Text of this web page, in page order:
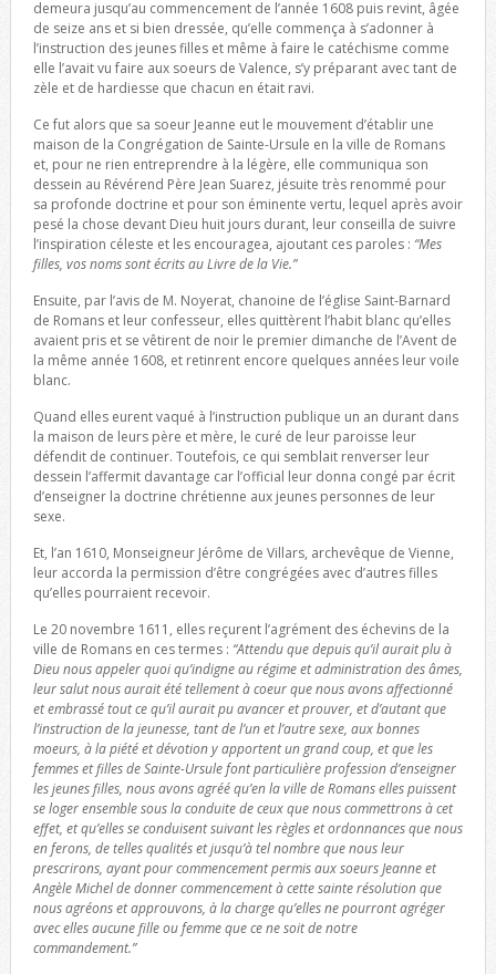
demeura jusqu’au commencement de l’année 1608 puis revint, âgée
de seize ans et si bien dressée, qu’elle commença à s’adonner à
l’instruction des jeunes filles et même à faire le catéchisme comme
elle l’avait vu faire aux soeurs de Valence, s’y préparant avec tant de
zèle et de hardiesse que chacun en était ravi.
Ce fut alors que sa soeur Jeanne eut le mouvement d’établir une
maison de la Congrégation de Sainte-Ursule en la ville de Romans
et, pour ne rien entreprendre à la légère, elle communiqua son
dessein au Révérend Père Jean Suarez, jésuite très renommé pour
sa profonde doctrine et pour son éminente vertu, lequel après avoir
pesé la chose devant Dieu huit jours durant, leur conseilla de suivre
l’inspiration céleste et les encouragea, ajoutant ces paroles : “Mes
filles, vos noms sont écrits au Livre de la Vie.”
Ensuite, par l’avis de M. Noyerat, chanoine de l’église Saint-Barnard
de Romans et leur confesseur, elles quittèrent l’habit blanc qu’elles
avaient pris et se vêtirent de noir le premier dimanche de l’Avent de
la même année 1608, et retinrent encore quelques années leur voile
blanc.
Quand elles eurent vaqué à l’instruction publique un an durant dans
la maison de leurs père et mère, le curé de leur paroisse leur
défendit de continuer. Toutefois, ce qui semblait renverser leur
dessein l’affermit davantage car l’official leur donna congé par écrit
d’enseigner la doctrine chrétienne aux jeunes personnes de leur
sexe.
Et, l’an 1610, Monseigneur Jérôme de Villars, archevêque de Vienne,
leur accorda la permission d’être congrégées avec d’autres filles
qu’elles pourraient recevoir.
Le 20 novembre 1611, elles reçurent l’agrément des échevins de la
ville de Romans en ces termes : “Attendu que depuis qu’il aurait plu à
Dieu nous appeler quoi qu’indigne au régime et administration des âmes,
leur salut nous aurait été tellement à coeur que nous avons affectionné
et embrassé tout ce qu’il aurait pu avancer et prouver, et d’autant que
l’instruction de la jeunesse, tant de l’un et l’autre sexe, aux bonnes
moeurs, à la piété et dévotion y apportent un grand coup, et que les
femmes et filles de Sainte-Ursule font particulière profession d’enseigner
les jeunes filles, nous avons agréé qu’en la ville de Romans elles puissent
se loger ensemble sous la conduite de ceux que nous commettrons à cet
effet, et qu’elles se conduisent suivant les règles et ordonnances que nous
en ferons, de telles qualités et jusqu’à tel nombre que nous leur
prescrirons, ayant pour commencement permis aux soeurs Jeanne et
Angèle Michel de donner commencement à cette sainte résolution que
nous agréons et approuvons, à la charge qu’elles ne pourront agréger
avec elles aucune fille ou femme que ce ne soit de notre
commandement.”